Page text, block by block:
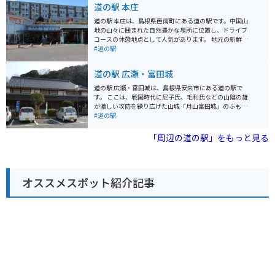
楽しむこともでき、ツーリングで疲れた体を癒すのにも
最適です。 また、道の駅 あらエッサ周辺には、波の浸食
によってできた断崖絶壁が続く「立神岩」や、約1kmに
渡って続く桜並木が美しい「波子海岸」など、観光スポ
ットも点在しています。 地元の名産品としては、新鮮な
ッサで、山陰の自然と食を満喫してください。
道の駅 本庄
道の駅 本庄は、島根県邑南町にある道の駅です。中国山
地の山々に囲まれた自然豊かな場所に位置し、ドライブ
コースの休憩地点として人気があります。 地元の新鮮な
野菜や果物が並ぶ農産物直売所は、道の駅 本庄の魅力の
粉を使った手打ちそばはおすすめです。 バイクで訪れる
場合、道の駅 本庄は広々とした駐車場があるので安心で
す。周辺には、雄大な自然の中を走る気持ちの良いワイ
ンディングロードが数多くあります。ツーリングの休憩
場所として、ぜひ立ち寄ってみてください。 道の駅 本庄
とができます。勾玉作り体験などもできるので、家族連
#道の駅
道の駅 広瀬・富田城
道の駅 広瀬・富田城は、島根県安来市にある道の駅で
す。 ここは、戦国時代に尼子氏、毛利氏などの山陰の雄
が激しい攻防を繰り広げた山城「月山富田城」のふもと
に位置しています。道の駅からは、月山富田城跡や、城
な野菜や果物、山陰の海の幸などを購入することができ
す。また、周辺には、ワインディングロードも多いた
め、ツーリングの休憩場所としても最適です。 周辺に
は、清水寺や足立美術館など、観光スポットも充実して
#道の駅
「周辺の道の駅」をもっと見る
オススメスポット紹介記事